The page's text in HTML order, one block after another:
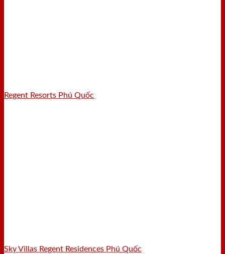
Regent Resorts Phú Quốc
Sky Villas Regent Residences Phú Quốc